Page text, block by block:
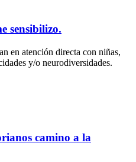
sensibilizo.
en atención directa con niñas,
y/o neurodiversidades.
camino a la